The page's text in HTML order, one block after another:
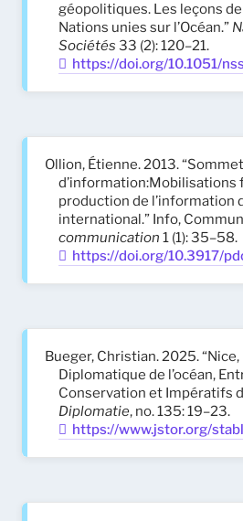
géopolitiques. Les leçons
Nations unies sur l’Océan.”
Sociétés 33 (2): 120–21.
https://doi.org/10.1051/
Ollion, Étienne. 2013.
d’information:Mobilisations
production de l’information
international.” Info,
communication 1 (1): 35–58.
https://doi.org/10.3917/
Bueger, Christian. 2025. “Nice,
Diplomatique de l’océan,
Conservation et Impératifs
Diplomatie, no. 135: 19–23.
https://www.jstor.org/